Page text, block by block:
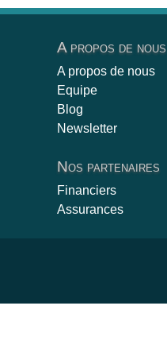
A propos de nous
A propos de nous
Equipe
Blog
Newsletter
Nos partenaires
Financiers
Assurances